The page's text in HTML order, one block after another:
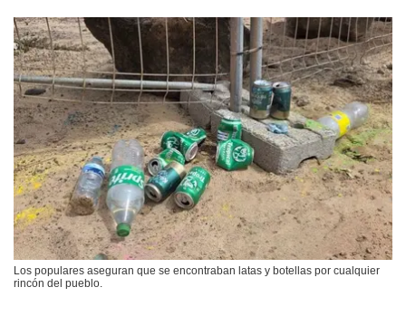
Los populares aseguran que se encontraban latas y botellas por cualquier
rincón del pueblo.